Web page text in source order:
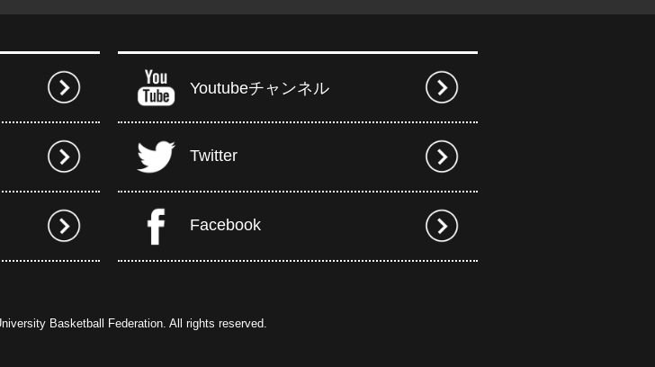
Youtubeチャンネル
Twitter
Facebook
Basketball Federation. All rights reserved.